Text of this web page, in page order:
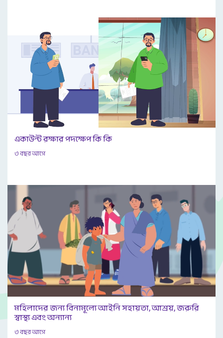
একাউন্ট রক্ষার পদক্ষেপ কি কি
৩ বছর আগে
মহিলাদের জন্য বিনামূল্যে আইনি সহায়তা, আশ্রয়, জরুরি
স্বাস্থ্য এবং অন্যান্য
৩ বছর আগে